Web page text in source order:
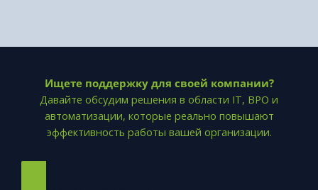
Ищете поддержку для своей компании?
Давайте обсудим решения в области IT, BPO и
автоматизации, которые реально повышают
эффективность работы вашей организации.